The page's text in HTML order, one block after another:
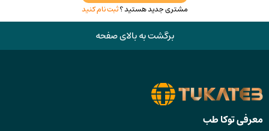
مشتری جدید هستید ؟ثبت نام کنید
برگشت به بالای صفحه
معرفی توکا طب